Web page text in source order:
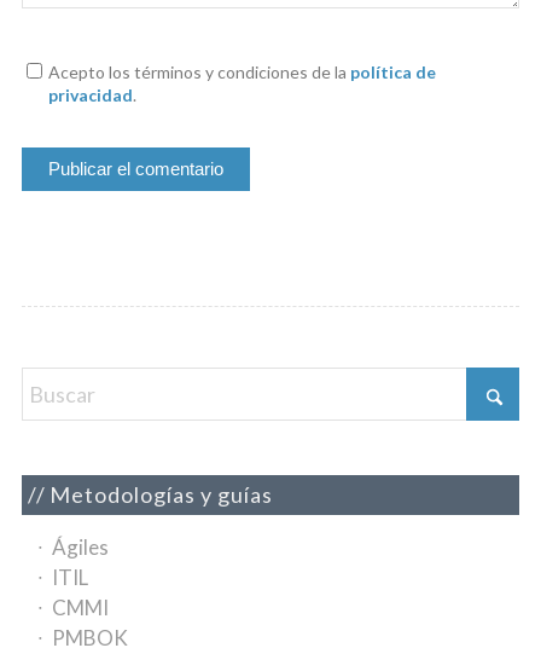
Acepto los términos y condiciones de la política de
privacidad.
Metodologías y guías
Ágiles
ITIL
CMMI
PMBOK